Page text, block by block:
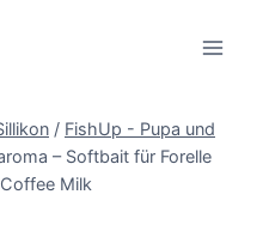
/ FishUp - Pupa und
– Softbait für Forelle
Milk